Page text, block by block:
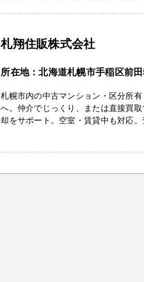
札翔住販株式会社
所在地：北海道札幌市手稲区前
札幌市内の中古マンション・区分所
へ。仲介でじっくり、または直接買
却をサポート。空室・賃貸中も対応。